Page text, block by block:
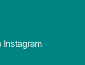
Instagram